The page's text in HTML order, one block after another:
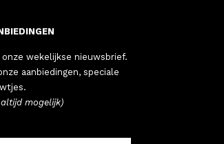
wekelijkse nieuwsbrief.
aanbiedingen, speciale
mogelijk)